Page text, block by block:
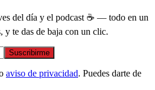
del día y el podcast ☕ — todo en un
y te das de baja con un clic.
Suscribirme
aviso de privacidad. Puedes darte de